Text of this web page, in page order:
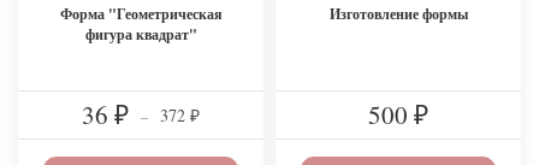
Форма "Геометрическая
фигура квадрат"
36 ₽ – 372 ₽
Изготовление формы
500 ₽